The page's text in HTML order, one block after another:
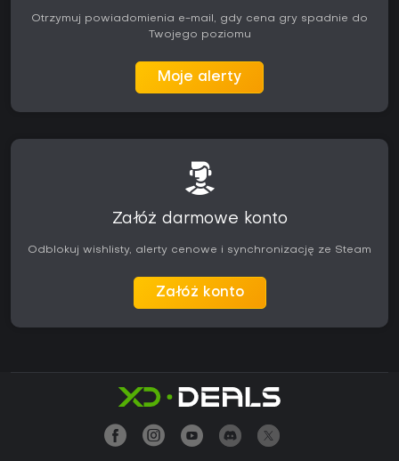
Otrzymuj powiadomienia e-mail, gdy cena gry spadnie do
Twojego poziomu
Moje alerty
Załóż darmowe konto
Odblokuj wishlisty, alerty cenowe i synchronizację ze Steam
Załóż konto